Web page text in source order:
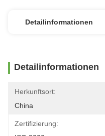
Detailinformationen
Detailinformationen
Herkunftsort:
China
Zertifizierung: